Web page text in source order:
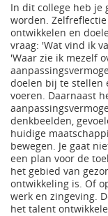
In dit college heb je
worden.
ontwikkelen en
vraag: 'Wat vind ik
'Waar zie ik mezelf
doelen bij te stellen
voeren. Daarnaast
denkbeelden,
huidige
bewegen. Je gaat
een plan voor de
het gebied van
ontwikkeling is. Of
werk en zingeving.
het talent